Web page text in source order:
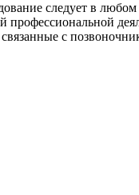
следует в любом
профессиональной
с